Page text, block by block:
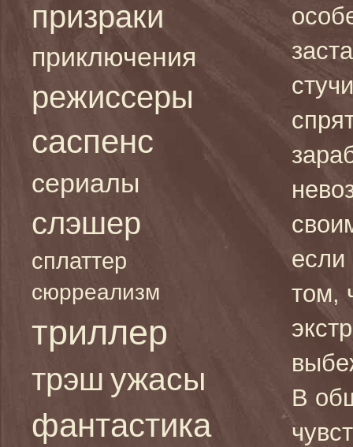
призраки
приключения
режиссеры
саспенс
сериалы
слэшер
сплаттер
сюрреализм
триллер
трэш ужасы
фантастика
если
том,
В